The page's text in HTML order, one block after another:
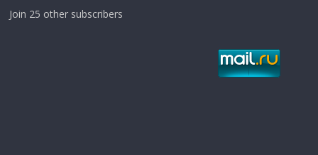
Join 25 other subscribers